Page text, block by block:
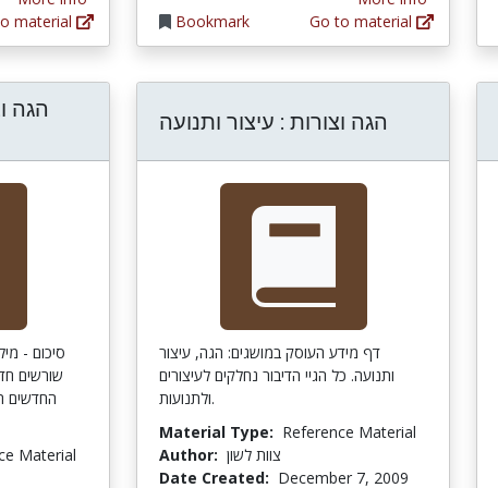
material
Bookmark
Go to material
הגה
סיכום -
שורשים
החדשים
Material
הגה וצורות : עיצור ותנועה
דף מידע העוסק במושגים: הגה, עיצור
ותנועה. כל הגיי הדיבור נחלקים לעיצורים
ולתנועות.
Material Type: Reference Material
Author: צוות לשון
Date Created: December 7, 2009